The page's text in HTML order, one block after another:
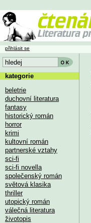
přihlásit se
kategorie
beletrie
duchovní literatura
fantasy
historický román
horror
krimi
kultovní román
partnerské vztahy
sci-fi
sci-fi novella
společenský román
světová klasika
thriller
utopický román
válečná literatura
životopis